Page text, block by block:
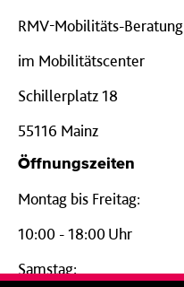
RMV-Mobilitäts-Beratung
im Mobilitätscenter
Schillerplatz 18
55116 Mainz
Öffnungszeiten
Montag bis Freitag:
10:00 - 18:00 Uhr
Samstag: